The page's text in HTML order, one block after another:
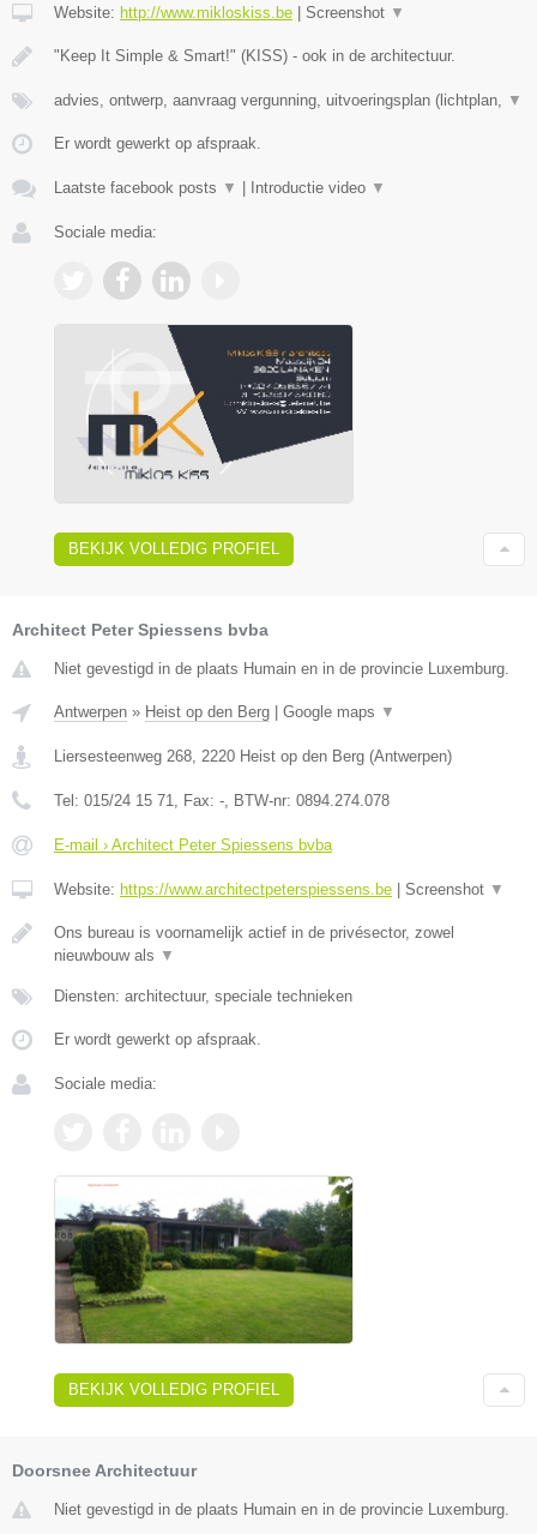
Website: http://www.mikloskiss.be | Screenshot ▼
"Keep It Simple & Smart!" (KISS) - ook in de architectuur.
advies, ontwerp, aanvraag vergunning, uitvoeringsplan (lichtplan, ▼
Er wordt gewerkt op afspraak.
Laatste facebook posts ▼ | Introductie video ▼
Sociale media:
BEKIJK VOLLEDIG PROFIEL
Architect Peter Spiessens bvba
Niet gevestigd in de plaats Humain en in de provincie Luxemburg.
Antwerpen » Heist op den Berg Google maps ▼
Liersesteenweg 268, 2220 Heist op den Berg (Antwerpen)
Tel: 015/24 15 71, Fax: -, BTW-nr: 0894.274.078
E-mail › Architect Peter Spiessens bvba
Website: https://www.architectpeterspiessens.be Screenshot ▼
Ons bureau is voornamelijk actief in de privésector, zowel
nieuwbouw als ▼
Diensten: architectuur, speciale technieken
Er wordt gewerkt op afspraak.
Sociale media:
BEKIJK VOLLEDIG PROFIEL
Doorsnee Architectuur
Niet gevestigd in de plaats Humain en in de provincie Luxemburg.